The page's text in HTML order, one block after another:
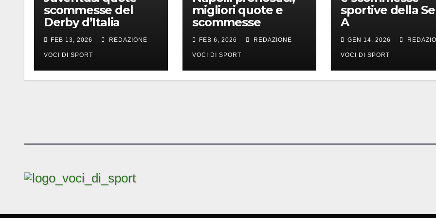
scommesse del
Derby d’Italia
FEB 13, 2026 REDAZIONE
VOCI DI SPORT
migliori quote e
scommesse
FEB 6, 2026 REDAZIONE
VOCI DI SPORT
sportive della
A
GEN 14, 2026
VOCI DI SPORT